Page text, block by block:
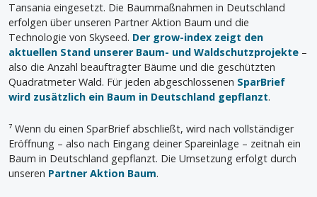
Tansania eingesetzt. Die Baummaßnahmen in Deutschland
erfolgen über unseren Partner Aktion Baum und die
Technologie von Skyseed. Der grow-index zeigt den
aktuellen Stand unserer Baum- und Waldschutzprojekte –
also die Anzahl beauftragter Bäume und die geschützten
Quadratmeter Wald. Für jeden abgeschlossenen SparBrief
wird zusätzlich ein Baum in Deutschland gepflanzt.
⁷ Wenn du einen SparBrief abschließt, wird nach vollständiger
Eröffnung – also nach Eingang deiner Spareinlage – zeitnah ein
Baum in Deutschland gepflanzt. Die Umsetzung erfolgt durch
unseren Partner Aktion Baum.